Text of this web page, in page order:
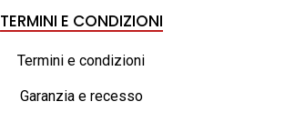
10.010,00 €
TERMINI E CONDIZIONI
Termini e condizioni
Garanzia e recesso